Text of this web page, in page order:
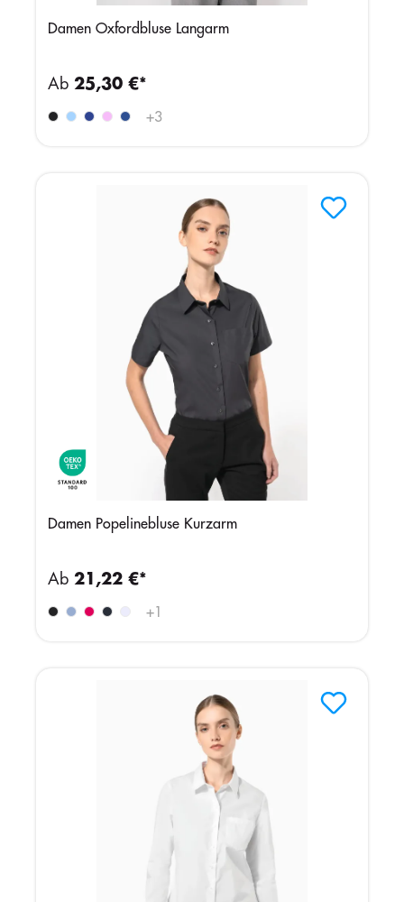
Damen Oxfordbluse Langarm
+3
Ab 25,30 €*
Damen Popelinebluse Kurzarm
+1
Ab 21,22 €*